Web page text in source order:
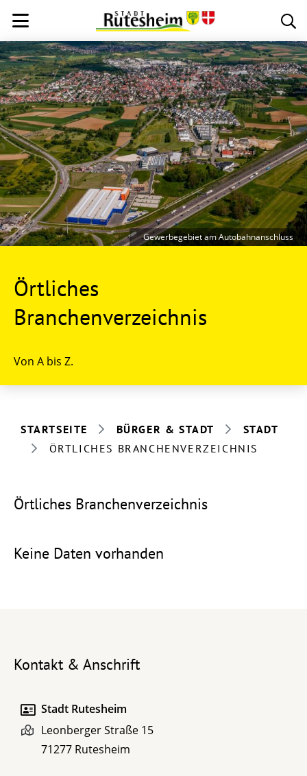
Örtliches
Branchenverzeichnis
Von A bis Z.
Gewerbegebiet am Autobahnanschluss
STARTSEITE BÜRGER & STADT
STADT
ÖRTLICHES BRANCHENVERZEICHNIS
Örtliches Branchenverzeichnis
Keine Daten vorhanden
Kontakt & Anschrift
Stadt Rutesheim
Leonberger Straße 15
71277 Rutesheim